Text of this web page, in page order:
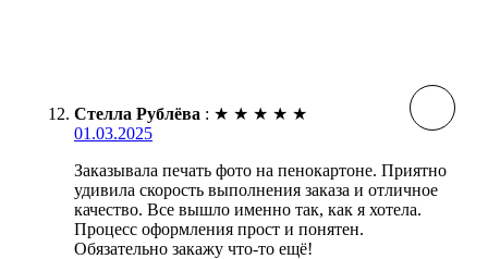
Стелла Рублёва : ★ ★ ★ ★ ★
01.03.2025
Заказывала печать фото на пенокартоне. Приятно
удивила скорость выполнения заказа и отличное
качество. Все вышло именно так, как я хотела.
Процесс оформления прост и понятен.
Обязательно закажу что-то ещё!